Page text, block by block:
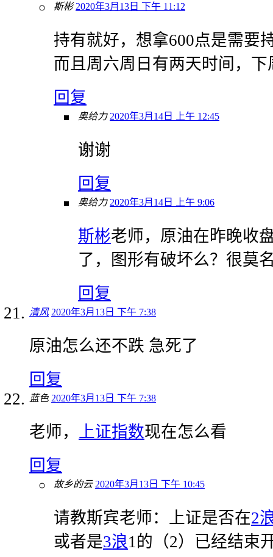
斯彬 2020年3月13日 下午 11:12
持有就好，想拿600点是需要
而且周六周日有两天时间，
回复
奥给力 2020年3月14日 上午 12:45
谢谢
回复
奥给力 2020年3月14日 上午 9:06
斯彬老师，原油在昨晚收
了，图形有破坏么？很莫
回复
清风 2020年3月13日 下午 7:38
原油怎么还不跌 急死了
回复
蓝色 2020年3月13日 下午 7:38
老师， 上证指数现在怎么看
回复
故乡的云 2020年3月13日 下午 10:45
请教斯宾老师：上证是否在2
或者是3浪1的（2）已经结束